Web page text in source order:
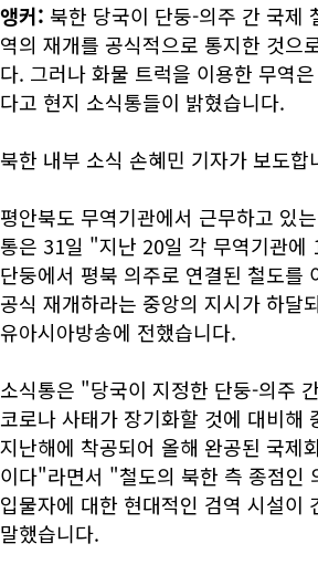
앵커: 북한 당국이 단둥-의주 간 국제
역의 재개를 공식적으로 통지한 것으
다. 그러나 화물 트럭을 이용한 무역
다고 현지 소식통들이 밝혔습니다.
북한 내부 소식 손혜민 기자가 보도합
평안북도 무역기관에서 근무하고 있
통은 31일 "지난 20일 각 무역기관에
단둥에서 평북 의주로 연결된 철도를
공식 재개하라는 중앙의 지시가 하달
유아시아방송에 전했습니다.
소식통은 "당국이 지정한 단둥-의주
코로나 사태가 장기화할 것에 대비해
지난해에 착공되어 올해 완공된 국제
이다"라면서 "철도의 북한 측 종점인
입물자에 대한 현대적인 검역 시설이
말했습니다.